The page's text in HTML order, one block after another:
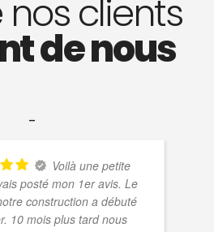
clients
de nous
Voilà une petite
posté mon 1er avis. Le
construction a débuté
10 mois plus tard nous